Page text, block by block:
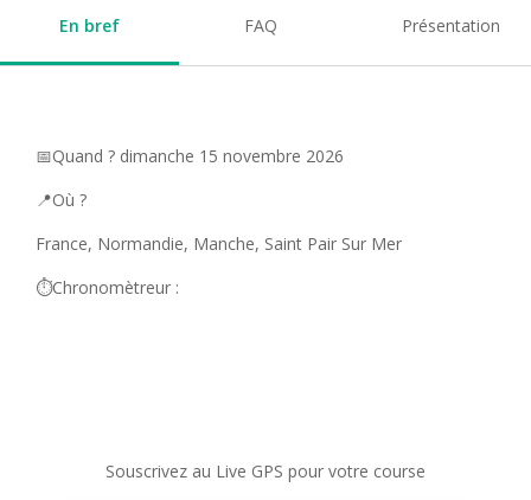
En bref FAQ Présentation
📅Quand ? dimanche 15 novembre 2026
📍Où ?
France, Normandie, Manche, Saint Pair Sur Mer
⏱️Chronomètreur :
Souscrivez au Live GPS pour votre course